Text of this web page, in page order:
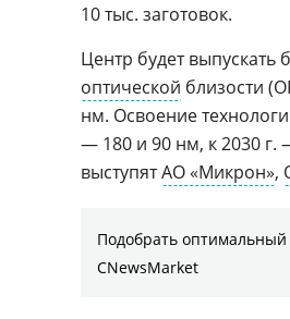
10 тыс. заготовок.
Центр будет
оптической близости
нм. Освоение
— 180 и 90 нм, к 2030 г.
выступятАО «Микрон»,
Подобрать
CNewsMarket